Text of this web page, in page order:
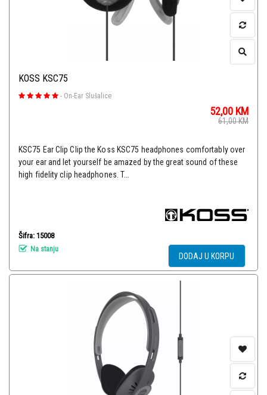
KOSS KSC75
- On-Ear Slušalice
52,00 KM
61,00KM
KSC75 Ear Clip Clip the Koss KSC75 headphones comfortably over
your ear and let yourself be amazed by the great sound of these
high fidelity clip headphones. T...
Šifra: 15008
Na stanju
DODAJ U KORPU